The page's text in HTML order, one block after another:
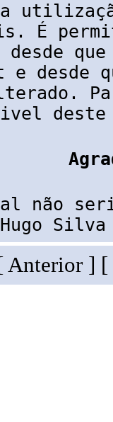
É
desde
e desde
deste
não
Hugo Silva
[ Anterior ] [